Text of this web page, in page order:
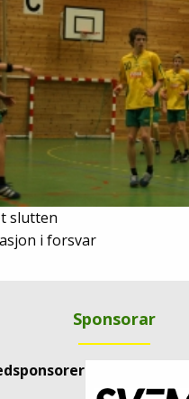
mot slutten
i forsvar
Sponsorar